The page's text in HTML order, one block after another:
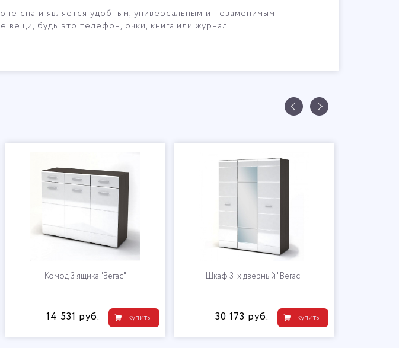
сна и является удобным, универсальным и незаменимым
будь это телефон, очки, книга или журнал.
3 ящика "Вегас"
купить
руб.
Шкаф 3-х дверный "Вегас"
купить
30 173 руб. 15 697 руб.